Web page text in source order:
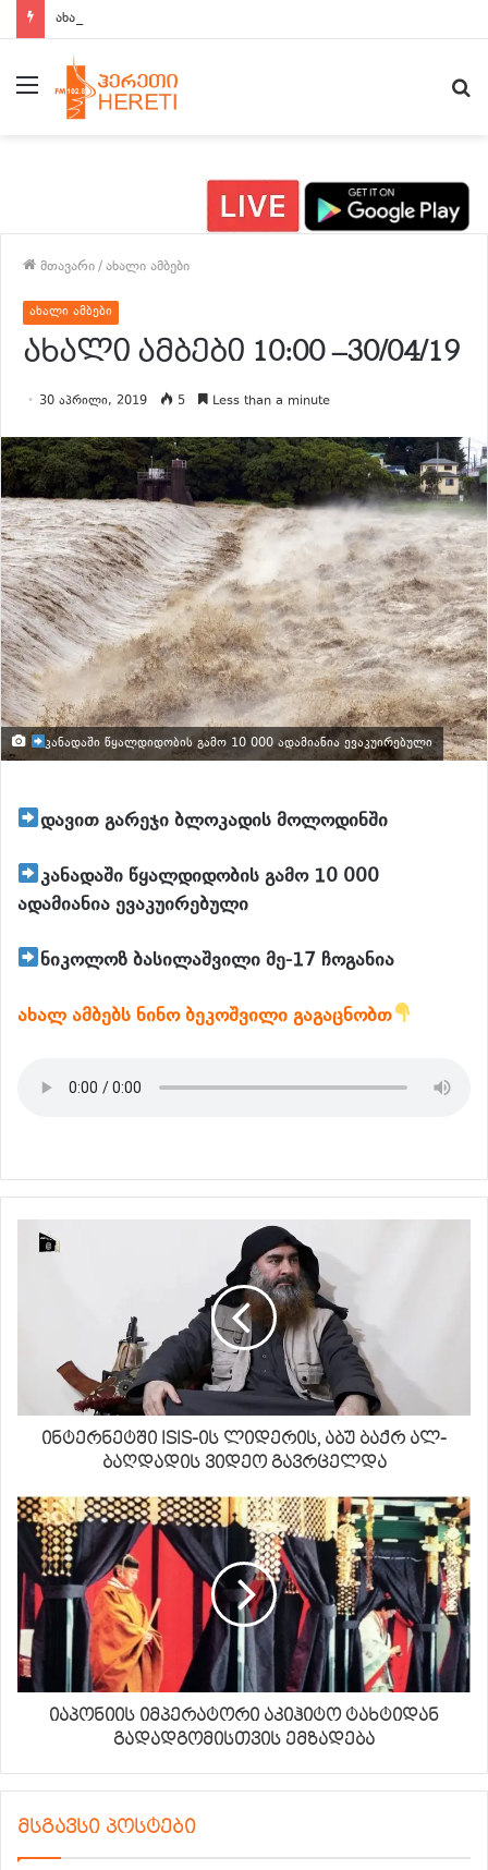
ახალი ამბები 15:00 საათზე
მენიუ
მთავარი/ახალი ამბები
ახალი ამბები
ახალი ამბები 10:00 –30/04/19
30 აპრილი, 2019 5 Less than a minute
კანადაში წყალდიდობის გამო 10 000 ადამიანია ევაკუირებული
დავით გარეჯი ბლოკადის მოლოდინში
კანადაში წყალდიდობის გამო 10 000
ადამიანია ევაკუირებული
ნიკოლოზ ბასილაშვილი მე-17 ჩოგანია
ახალ ამბებს ნინო ბეკოშვილი გაგაცნობთ
ინტერნეტში ISIS-ის ლიდერის, აბუ ბაქრ ალ-
ბაღდადის ვიდეო გავრცელდა
იაპონიის იმპერატორი აკიჰიტო ტახტიდან
გადადგომისთვის ემზადება
მსგავსი პოსტები